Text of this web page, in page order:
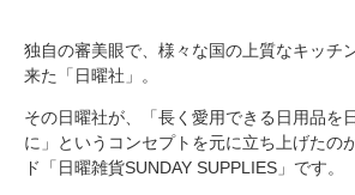
独自の審美眼で、様々な国の上質なキッチ
来た「日曜社」。
その日曜社が、「長く愛用できる日用品を
に」というコンセプトを元に立ち上げたの
ド「日曜雑貨SUNDAY SUPPLIES」です。